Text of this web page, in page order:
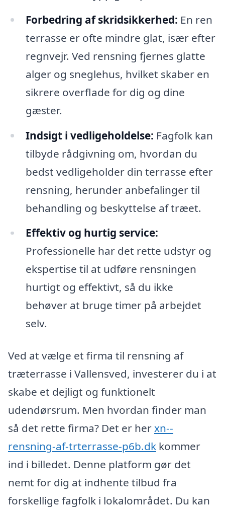
Forbedring af skridsikkerhed: En ren
terrasse er ofte mindre glat, især efter
regnvejr. Ved rensning fjernes glatte
alger og sneglehus, hvilket skaber en
sikrere overflade for dig og dine
gæster.
Indsigt i vedligeholdelse: Fagfolk kan
tilbyde rådgivning om, hvordan du
bedst vedligeholder din terrasse efter
rensning, herunder anbefalinger til
behandling og beskyttelse af træet.
Effektiv og hurtig service:
Professionelle har det rette udstyr og
ekspertise til at udføre rensningen
hurtigt og effektivt, så du ikke
behøver at bruge timer på arbejdet
selv.
Ved at vælge et firma til rensning af
træterrasse i Vallensved, investerer du i at
skabe et dejligt og funktionelt
udendørsrum. Men hvordan finder man
så det rette firma? Det er herxn--
rensning-af-trterrasse-p6b.dk kommer
ind i billedet. Denne platform gør det
nemt for dig at indhente tilbud fra
forskellige fagfolk i lokalområdet. Du kan